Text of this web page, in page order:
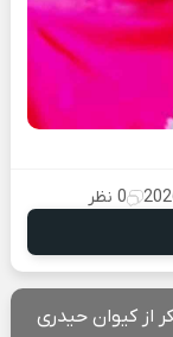
0 نظر
از کیوان حیدری